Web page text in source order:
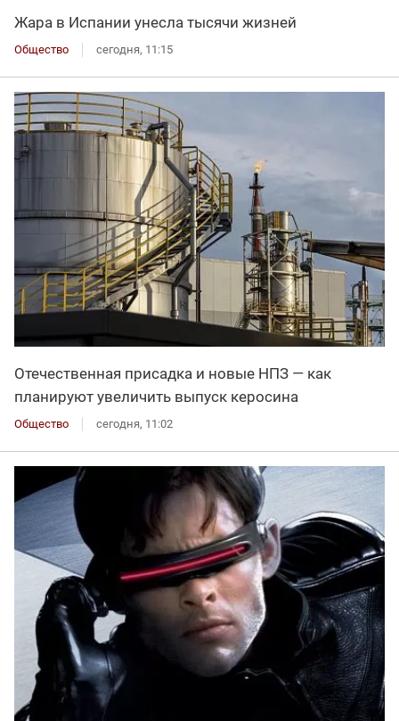
Жара в Испании унесла тысячи жизней
Общество сегодня, 11:15
Отечественная присадка и новые НПЗ — как
планируют увеличить выпуск керосина
Общество сегодня, 11:02